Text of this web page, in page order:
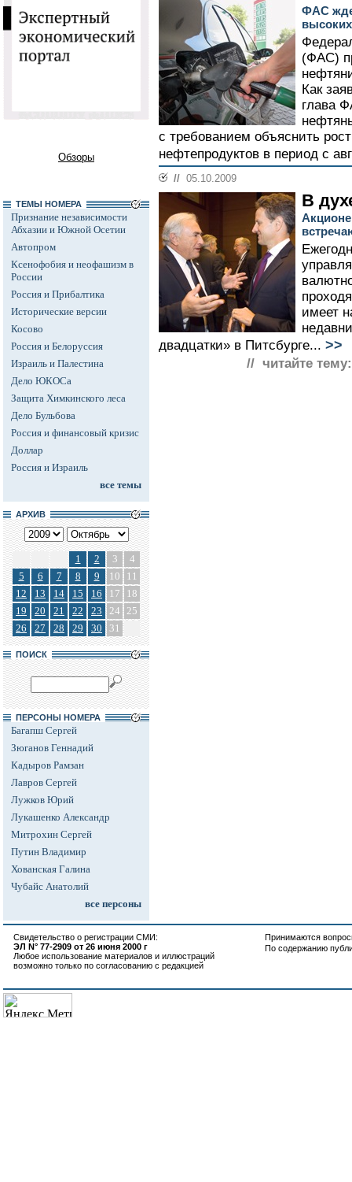
Обзоры
ТЕМЫ НОМЕРА
Признание независимости
Абхазии и Южной Осетии
Автопром
Ксенофобия и неофашизм в
России
Россия и Прибалтика
Исторические версии
Косово
Россия и Белоруссия
Израиль и Палестина
Дело ЮКОСа
Защита Химкинского леса
Дело Бульбова
Россия и финансовый кризис
Доллар
Россия и Израиль
все темы
АРХИВ
1 2 3
4
5
6 7 8 9 10
11
12
13 14 15 16 17
18
19
20 21 22 23 24 25
26
27 28 29 30 31
ПОИСК
ПЕРСОНЫ НОМЕРА
Багапш Сергей
Зюганов Геннадий
Кадыров Рамзан
Лавров Сергей
Лужков Юрий
Лукашенко Александр
Митрохин Сергей
Путин Владимир
Хованская Галина
Чубайс Анатолий
все персоны
ФАС
(ФАС)
Как
глава
с требованием объяснить
нефтепродуктов в период с
// 05.10.2009
В
имеет
двадцатки» в Питсбурге... >>
// читайте тему:
Свидетельство о регистрации СМИ:
ЭЛ N° 77-2909 от 26 июня 2000 г
Любое использование материалов и иллюстраций
возможно только по согласованию с редакцией
Принимаются
По содержанию